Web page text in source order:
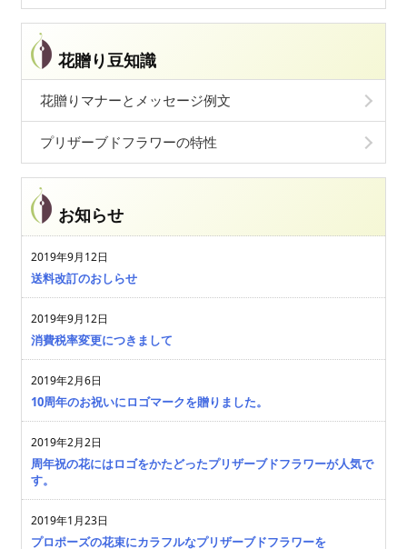
花贈り豆知識
花贈りマナーとメッセージ例文
プリザーブドフラワーの特性
お知らせ
2019年9月12日
送料改訂のおしらせ
2019年9月12日
消費税率変更につきまして
2019年2月6日
10周年のお祝いにロゴマークを贈りました。
2019年2月2日
周年祝の花にはロゴをかたどったプリザーブドフラワーが人気で
す。
2019年1月23日
プロポーズの花束にカラフルなプリザーブドフラワーを